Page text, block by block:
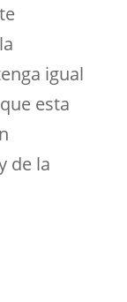
igual
esta
de la